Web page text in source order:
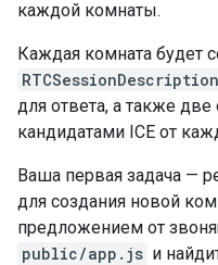
каждой комнаты.
Каждая комната будет
для ответа, а также
кандидатами ICE от
Ваша первая задача —
для создания новой
предложением от
public/app.js и